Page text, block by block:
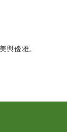
優雅。